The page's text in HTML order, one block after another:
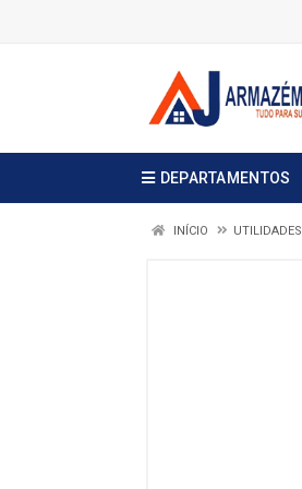
DEPARTAMENTOS
INÍCIO UTILIDADES